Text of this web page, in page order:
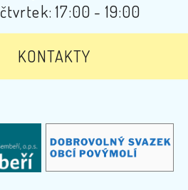
čtvrtek: 17:00 - 19:00
KONTAKTY